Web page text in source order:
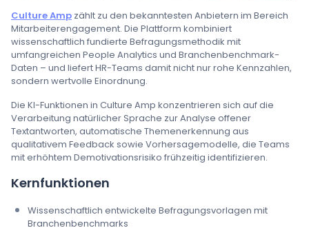
Culture Amp zählt zu den bekanntesten Anbietern im Bereich
Mitarbeiterengagement. Die Plattform kombiniert
wissenschaftlich fundierte Befragungsmethodik mit
umfangreichen People Analytics und Branchenbenchmark-
Daten – und liefert HR-Teams damit nicht nur rohe Kennzahlen,
sondern wertvolle Einordnung.
Die KI-Funktionen in Culture Amp konzentrieren sich auf die
Verarbeitung natürlicher Sprache zur Analyse offener
Textantworten, automatische Themenerkennung aus
qualitativem Feedback sowie Vorhersagemodelle, die Teams
mit erhöhtem Demotivationsrisiko frühzeitig identifizieren.
Kernfunktionen
Wissenschaftlich entwickelte Befragungsvorlagen mit
Branchenbenchmarks